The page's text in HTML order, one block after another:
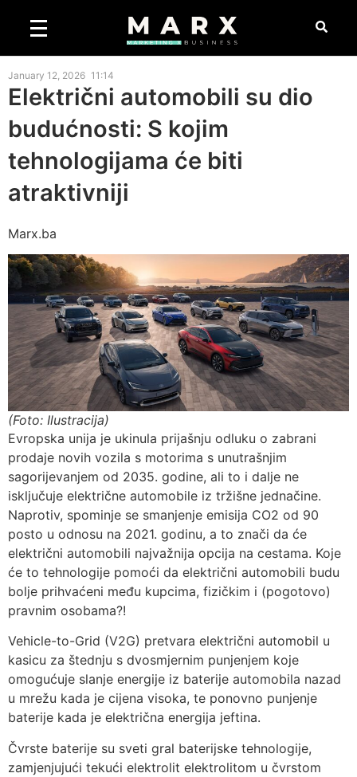
January 12, 2026 11:14
Električni automobili su dio
budućnosti: S kojim
tehnologijama će biti
atraktivniji
Marx.ba
(Foto: Ilustracija)
Evropska unija je ukinula prijašnju odluku o zabrani
prodaje novih vozila s motorima s unutrašnjim
sagorijevanjem od 2035. godine, ali to i dalje ne
isključuje električne automobile iz tržišne jednačine.
Naprotiv, spominje se smanjenje emisija CO2 od 90
posto u odnosu na 2021. godinu, a to znači da će
električni automobili najvažnija opcija na cestama. Koje
će to tehnologije pomoći da električni automobili budu
bolje prihvaćeni među kupcima, fizičkim i (pogotovo)
pravnim osobama?!
Vehicle-to-Grid (V2G) pretvara električni automobil u
kasicu za štednju s dvosmjernim punjenjem koje
omogućuje slanje energije iz baterije automobila nazad
u mrežu kada je cijena visoka, te ponovno punjenje
baterije kada je električna energija jeftina.
Čvrste baterije su sveti gral baterijske tehnologije,
zamjenjujući tekući elektrolit elektrolitom u čvrstom